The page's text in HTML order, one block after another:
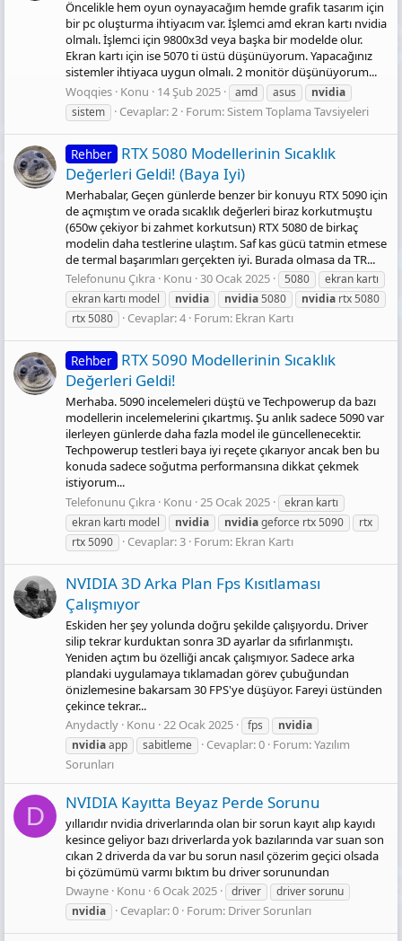
Öncelikle hem oyun oynayacağım hemde grafik tasarım için
bir pc oluşturma ihtiyacım var. İşlemci amd ekran kartı nvidia
olmalı. İşlemci için 9800x3d veya başka bir modelde olur.
Ekran kartı için ise 5070 ti üstü düşünüyorum. Yapacağınız
sistemler ihtiyaca uygun olmalı. 2 monitör düşünüyorum...
Woqqies Konu 14 Şub 2025 amd asus
nvidia
sistem
Cevaplar: 2 Forum:Sistem Toplama Tavsiyeleri
Rehber RTX 5080 Modellerinin Sıcaklık
Değerleri Geldi! (Baya Iyi)
Merhabalar, Geçen günlerde benzer bir konuyu RTX 5090 için
de açmıştım ve orada sıcaklık değerleri biraz korkutmuştu
(650w çekiyor bi zahmet korkutsun) RTX 5080 de birkaç
modelin daha testlerine ulaştım. Saf kas gücü tatmin etmese
de termal başarımları gerçekten iyi. Burada olmasa da TR...
Telefonunu Çıkra Konu 30 Ocak 2025 5080
ekran kartı
ekran kartı model
nvidia nvidia5080 nvidia rtx 5080
rtx 5080
Cevaplar: 4 Forum: Ekran Kartı
Rehber RTX 5090 Modellerinin Sıcaklık
Değerleri Geldi!
Merhaba. 5090 incelemeleri düştü ve Techpowerup da bazı
modellerin incelemelerini çıkartmış. Şu anlık sadece 5090 var
ilerleyen günlerde daha fazla model ile güncellenecektir.
Techpowerup testleri baya iyi reçete çıkarıyor ancak ben bu
konuda sadece soğutma performansına dikkat çekmek
istiyorum...
Telefonunu Çıkra Konu 25 Ocak 2025
ekran kartı
ekran kartı model
nvidia nvidiageforce rtx 5090
rtx
rtx 5090
Cevaplar: 3 Forum: Ekran Kartı
NVIDIA 3D Arka Plan Fps Kısıtlaması
Çalışmıyor
Eskiden her şey yolunda doğru şekilde çalışıyordu. Driver
silip tekrar kurduktan sonra 3D ayarlar da sıfırlanmıştı.
Yeniden açtım bu özelliği ancak çalışmıyor. Sadece arka
plandaki uygulamaya tıklamadan görev çubuğundan
önizlemesine bakarsam 30 FPS'ye düşüyor. Fareyi üstünden
çekince tekrar...
Anydactly Konu 22 Ocak 2025 fps
nvidia
nvidiaapp sabitleme Cevaplar: 0 Forum:Yazılım
Sorunları
D NVIDIA Kayıtta Beyaz Perde Sorunu
yıllarıdır nvidia driverlarında olan bir sorun kayıt alıp kayıdı
kesince geliyor bazı driverlarda yok bazılarında var suan son
cıkan 2 driverda da var bu sorun nasıl çözerim geçici olsada
bi çözümümü varmı bıktım bu driver sorunundan
Dwayne Konu 6 Ocak 2025 driver
driver sorunu
nvidia
Cevaplar: 0 Forum: Driver Sorunları